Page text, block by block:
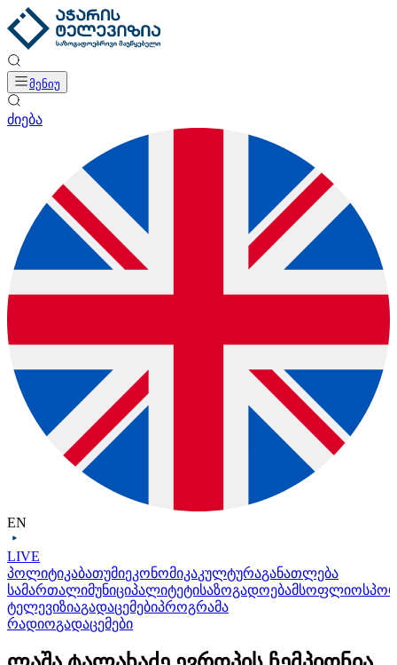
მენიუ
ძიება
EN
LIVE
პოლიტიკაბათუმიეკონომიკაკულტურაგანათლება
სამართალიმუნიციპალიტეტისაზოგადოებამსოფლიო
ტელევიზიაგადაცემებიპროგრამა
რადიოგადაცემები